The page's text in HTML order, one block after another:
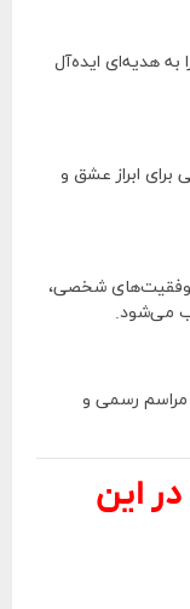
به هدیه‌ای ایده‌آل
ابراز عشق و
موفقیت‌های شخصی،
می‌شود.
مراسم رسمی و
این